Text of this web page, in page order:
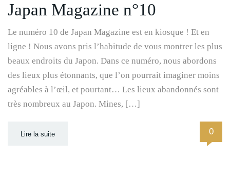
Japan Magazine n°10
Le numéro 10 de Japan Magazine est en kiosque ! Et en
ligne ! Nous avons pris l’habitude de vous montrer les plus
beaux endroits du Japon. Dans ce numéro, nous abordons
des lieux plus étonnants, que l’on pourrait imaginer moins
agréables à l’œil, et pourtant… Les lieux abandonnés sont
très nombreux au Japon. Mines, […]
Lire la suite 0